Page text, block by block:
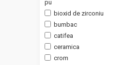
pu
bioxid de zirconiu
bumbac
catifea
ceramica
crom